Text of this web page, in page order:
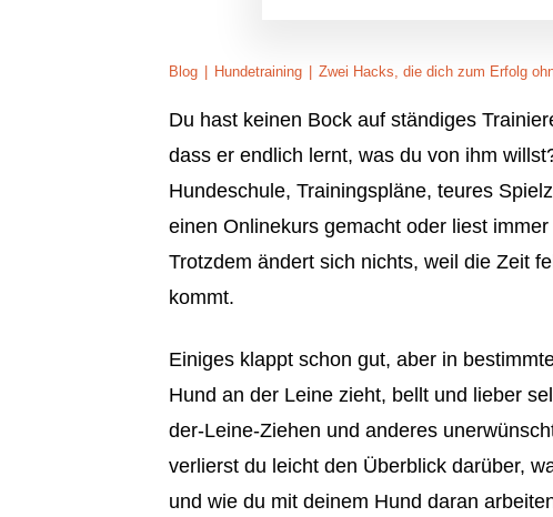
Blog Hundetraining Zwei Hacks, die dich zum Erfolg
Du hast keinen Bock auf ständiges
dass er endlich lernt, was du von ihm
Hundeschule, Trainingspläne, teures
einen Onlinekurs gemacht oder liest
Trotzdem ändert sich nichts, weil die Zeit
kommt.
Einiges klappt schon gut, aber in
Hund an der Leine zieht, bellt und lieber
der-Leine-Ziehen und anderes
verlierst du leicht den Überblick darüber,
und wie du mit deinem Hund daran